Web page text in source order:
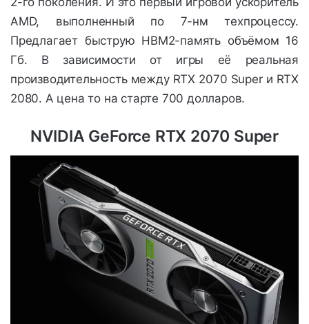
AMD, выполненный по 7-нм техпроцессу.
Предлагает быструю HBM2-память объёмом 16
Гб. В зависимости от игры её реальная
производительность между RTX 2070 Super и RTX
2080. А цена то на старте 700 долларов.
NVIDIA GeForce RTX 2070 Super